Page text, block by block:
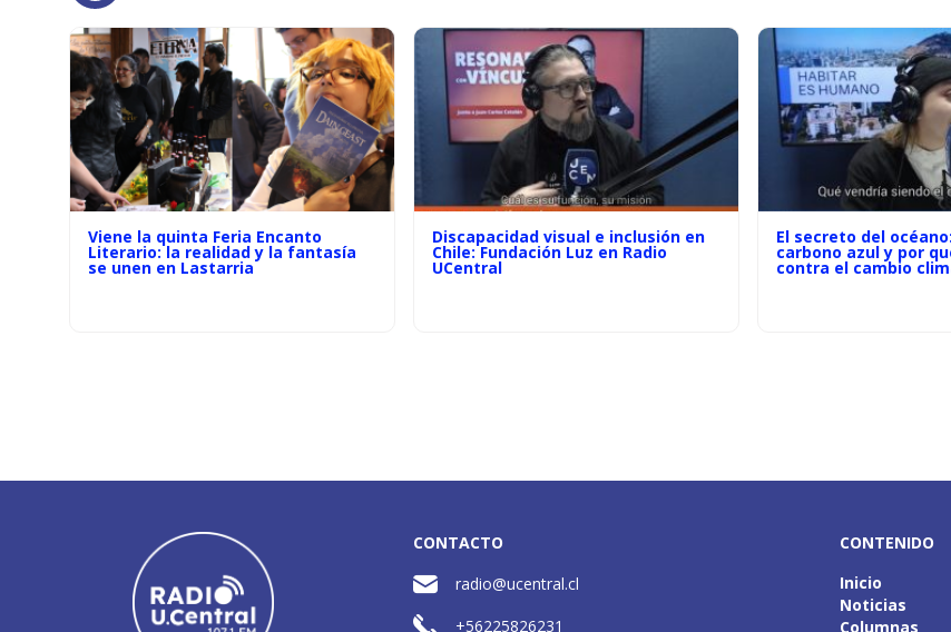
Viene la quinta Feria Encanto
Literario: la realidad y la fantasía
se unen en Lastarria
Discapacidad visual e inclusión en
Chile: Fundación Luz en Radio
UCentral
El secreto del
carbono azul y por
contra el cambio
CONTACTO
radio@ucentral.cl
+56225826231
CONTENIDO
Inicio
Noticias
Columnas